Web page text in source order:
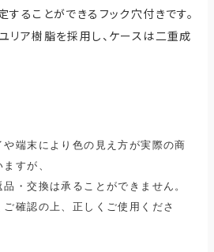
ることができるフック穴付きです。
ア樹脂を採用し、ケースは二重成
や端末により色の見え方が実際の商
すが、
・交換は承ることができません。
ご確認の上、正しくご使用くださ